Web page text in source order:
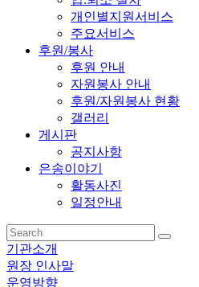
개인별지원서비스
주요서비스
후원/봉사
후원 안내
자원봉사 안내
후원/자원봉사 현황
갤러리
게시판
공지사항
은송이야기
활동사진
일정안내
기관소개
원장 인사말
운영방향